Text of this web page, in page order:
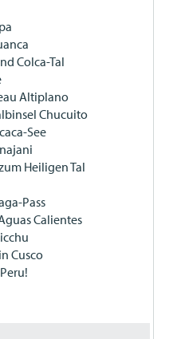
Colca-Tal
Altiplano
Chucuito
See
Heiligen Tal
Pass
Calientes
Cusco